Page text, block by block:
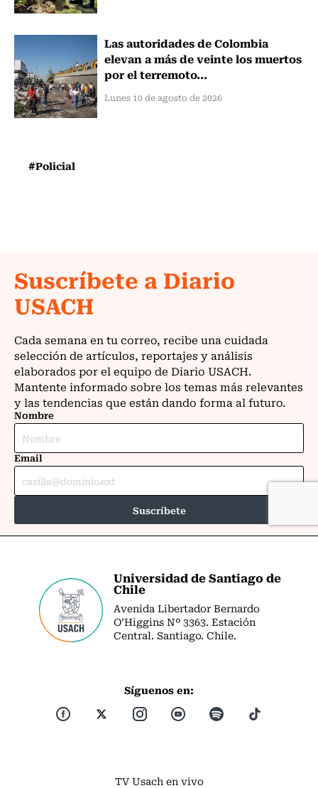
Las autoridades de Colombia
elevan a más de veinte los muertos
por el terremoto...
Lunes 10 de agosto de 2026
#Policial
Universidad de Santiago de
Chile
Avenida Libertador Bernardo
O’Higgins Nº 3363. Estación
Central. Santiago. Chile.
Síguenos en:
TV Usach en vivo